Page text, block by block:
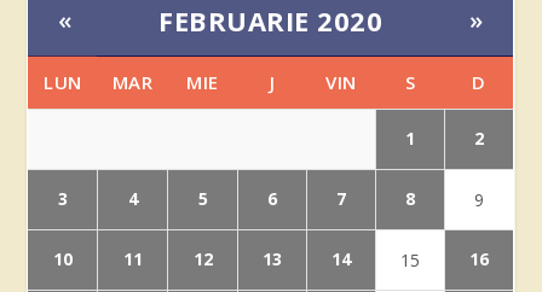
« FEBRUARIE 2020 »
LUN MAR MIE J VIN S D
1 2
3 4 5 6 7 8 9
10 11 12 13 14 15 16